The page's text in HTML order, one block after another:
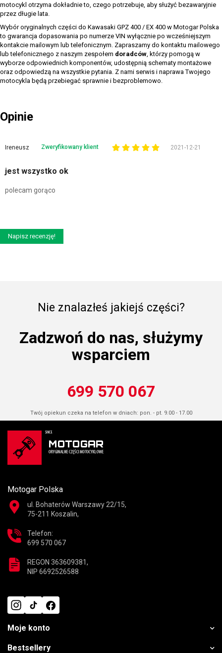
motocykl otrzyma dokładnie to, czego potrzebuje, aby służyć bezawaryjnie
przez długie lata.
Wybór oryginalnych części do Kawasaki GPZ 400 / EX 400 w Motogar Polska
to gwarancja dopasowania po numerze VIN wyłącznie po wcześniejszym
kontakcie mailowym lub telefonicznym. Zapraszamy do kontaktu mailowego
lub telefonicznego z naszym zespołem doradców, którzy pomogą w
wyborze odpowiednich komponentów, udostępnią schematy montażowe
oraz odpowiedzą na wszystkie pytania. Z nami serwis i naprawa Twojego
motocykla będą przebiegać sprawnie i bezproblemowo.
Opinie
Ireneusz Zweryfikowany klient 2021-12-21
jest wszystko ok
polecam gorąco
Napisz recenzję!
Nie znalazłeś jakiejś części?
Zadzwoń do nas, służymy
wsparciem
699 570 067
Twój opiekun czeka na telefon w dniach: pon. - pt. 9.00 - 17.00
Motogar Polska
ul. Bohaterów Warszawy 22/15,
75-211 Koszalin,
Telefon:
699 570 067
REGON 363609381,
NIP 6692526588
Moje konto
Bestsellery